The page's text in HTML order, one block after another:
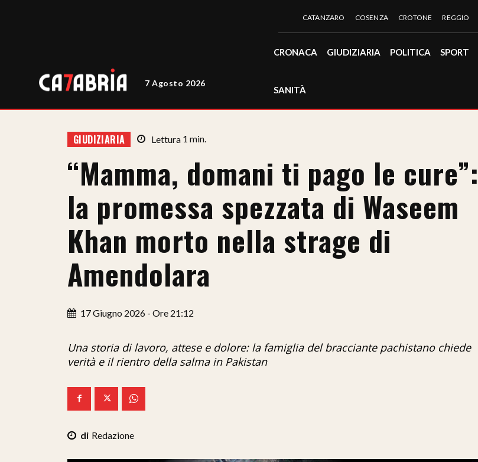
7 Agosto 2026
CATANZARO COSENZA CROTONE REGGIO
CRONACA GIUDIZIARIA POLITICA SPORT
SANITÀ
GIUDIZIARIA Lettura 1 min.
“Mamma, domani ti pago le cure”:
la promessa spezzata di Waseem
Khan morto nella strage di
Amendolara
17 Giugno 2026 - Ore 21:12
Una storia di lavoro, attese e dolore: la famiglia del bracciante pachistano chiede
verità e il rientro della salma in Pakistan
Redazione